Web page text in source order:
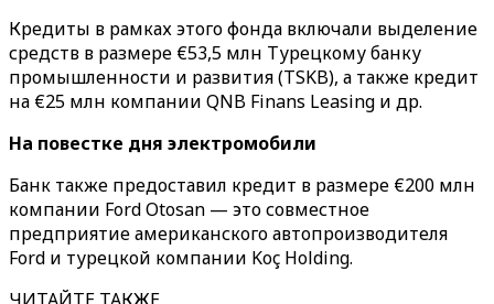
Кредиты в рамках этого фонда включали выделение
средств в размере €53,5 млн Турецкому банку
промышленности и развития (TSKB), а также кредит
на €25 млн компании QNB Finans Leasing и др.
На повестке дня электромобили
Банк также предоставил кредит в размере €200 млн
компании Ford Otosan — это совместное
предприятие американского автопроизводителя
Ford и турецкой компании Koç Holding.